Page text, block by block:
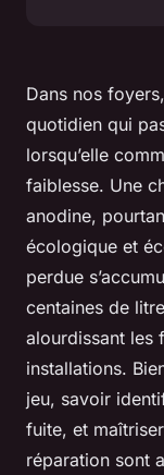
Dans nos
quotidien qui
lorsqu’elle
faiblesse. Une
anodine,
écologique et
perdue
centaines de
alourdissant les
installations.
jeu, savoir
fuite, et
réparation sont